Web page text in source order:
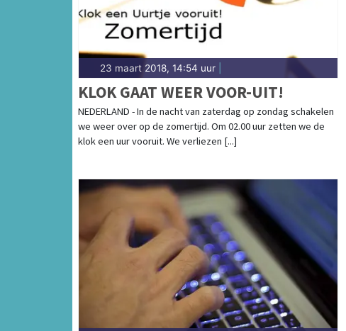
23 maart 2018, 14:54 uur
KLOK GAAT WEER VOOR-UIT!
NEDERLAND - In de nacht van zaterdag op zondag schakelen
we weer over op de zomertijd. Om 02.00 uur zetten we de
klok een uur vooruit. We verliezen [...]